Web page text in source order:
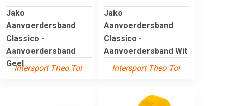
Jako
Aanvoerdersband
Classico -
Aanvoerdersband
GeelIntersport Theo Tol
Jako
Aanvoerdersband
Classico -
Aanvoerdersband Wit
Intersport Theo Tol